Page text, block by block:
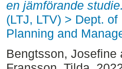
en jämförande
(LTJ, LTV) > Dept.
Planning and
Bengtsson, Josefine